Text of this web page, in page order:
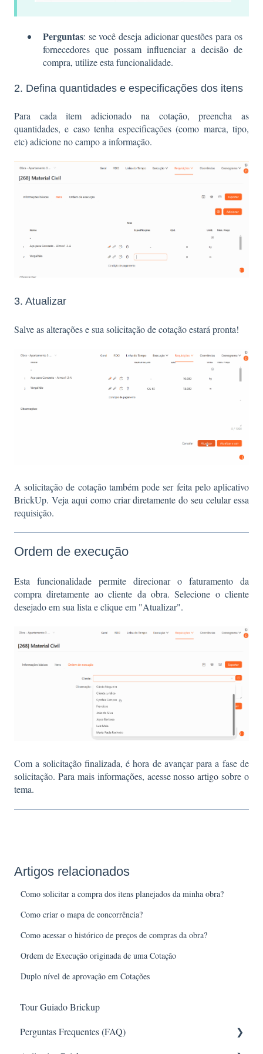
Perguntas: se você deseja adicionar questões para os
fornecedores que possam influenciar a decisão de
compra, utilize esta funcionalidade.
2. Defina quantidades e especificações dos itens
Para cada item adicionado na cotação, preencha as
quantidades, e caso tenha especificações (como marca, tipo,
etc) adicione no campo a informação.
3. Atualizar
Salve as alterações e sua solicitação de cotação estará pronta!
A solicitação de cotação também pode ser feita pelo aplicativo
BrickUp. Veja aqui como criar diretamente do seu celularessa
requisição.
Ordem de execução
Esta funcionalidade permite direcionar o faturamento da
compra diretamente ao cliente da obra. Selecione o cliente
desejado em sua lista e clique em "Atualizar".
Com a solicitação finalizada, é hora de avançar para a fase de
solicitação. Para mais informações, acesse nossoartigo sobre o
tema.
Artigos relacionados
Como solicitar a compra dos itens planejados da minha obra?
Como criar o mapa de concorrência?
Como acessar o histórico de preços de compras da obra?
Ordem de Execução originada de uma Cotação
Duplo nível de aprovação em Cotações
Tour Guiado Brickup
Perguntas Frequentes (FAQ)